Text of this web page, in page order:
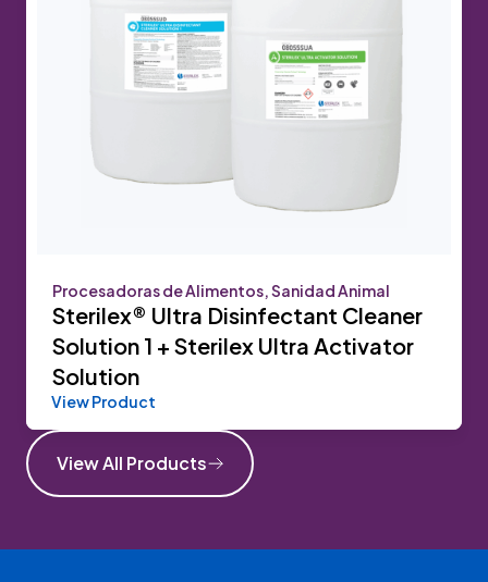
Procesadoras de Alimentos, Sanidad Animal
Sterilex® Ultra Disinfectant Cleaner
Solution 1 + Sterilex Ultra Activator
Solution
View Product
View All Products